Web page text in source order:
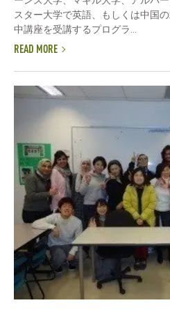
スター大学で英語、もしくは中国
中講座を受講するプログラ...
READ MORE